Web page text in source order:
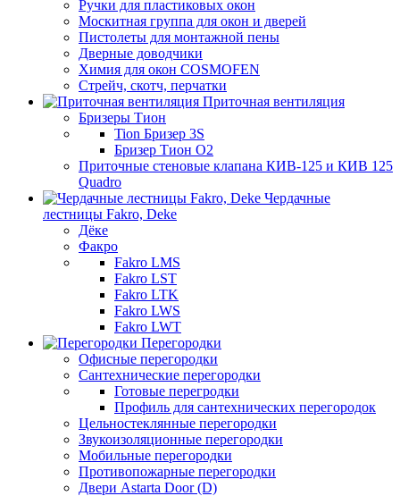
Ручки для пластиковых окон
Москитная группа для окон и дверей
Пистолеты для монтажной пены
Дверные доводчики
Химия для окон COSMOFEN
Стрейч, скотч, перчатки
Приточная вентиляция
Бризеры Тион
Tion Бризер 3S
Бризер Тион О2
Приточные стеновые клапана КИВ-125 и КИВ 125
Quadro
Чердачные
лестницы Fakro, Deke
Дёке
Факро
Fakro LMS
Fakro LST
Fakro LTK
Fakro LWS
Fakro LWT
Перегородки
Офисные перегородки
Сантехнические перегородки
Готовые перегродки
Профиль для сантехнических перегородок
Цельностеклянные перегородки
Звукоизоляционные перегородки
Мобильные перегородки
Противопожарные перегородки
Двери Astarta Door (D)